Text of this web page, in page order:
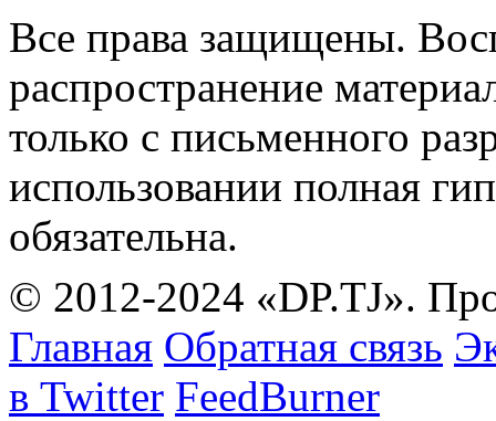
Все права защищены.
распространение
только с письменного
использовании полная
обязательна.
© 2012-2024 «DP.TJ».
Главная Обратная связь
в Twitter FeedBurner